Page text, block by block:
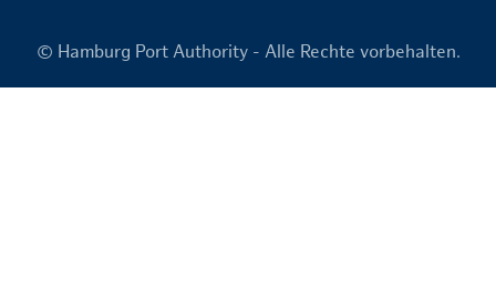
© Hamburg Port Authority - Alle Rechte vorbehalten.